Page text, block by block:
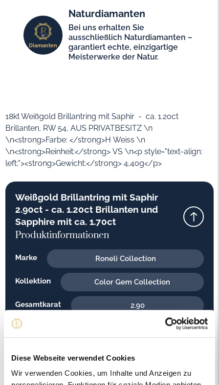
Diese Webseite verwendet Cookies
Wir verwenden Cookies, um Inhalte und Anzeigen zu
Diamanten
Naturdiamanten
Bei uns erhalten Sie
ausschließlich Naturdiamanten –
garantiert echte, einzigartige
Meisterwerke der Natur.
18kt Weißgold Brillantring mit Saphir - ca. 1.20ct
Brillanten, RW 54, AUS PRIVATBESITZ \n
\n<strong>Farbe: </strong>H Weiss \n
\n<strong>Reinheit:</strong> VS \n<p style="text-align:
left;"><strong>Gewicht:</strong> 4,40g</p>
Weißgold Brillantring mit Saphir
2.90ct - ca. 1.20ct Brillanten und
Sapphire mit ca. 1.70ct
Produktinformationen
Marke Roneli Collection
Kollektion Color Gem Collection
Gesamtkarat 2.90
Material
Gewicht 4.40